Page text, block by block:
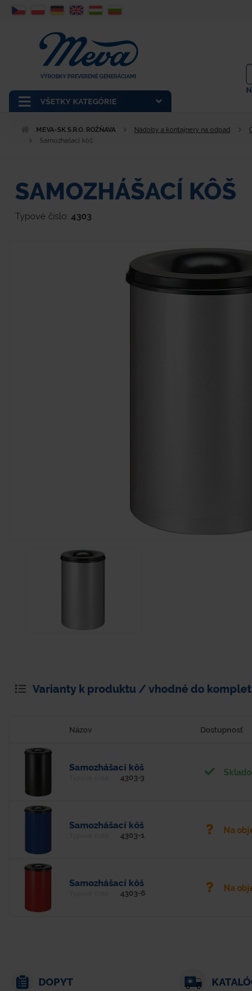
VŠETKY KATEGÓRIE
VÝROBKY PREVERENÉ GENERÁCIAMI
MEVA-SK S.R.O. ROŽŇAVA Nádoby a kontajnery na odpad
Samozhášací kôš
SAMOZHÁŠACÍ KÔŠ
Typové číslo: 4303
Varianty k produktu / vhodné do
Názov Dostupnosť
Samozhášací kôš
4303-3
Samozhášací kôš
4303-1
Na
Samozhášací kôš
4303-6
Na
DOPYT